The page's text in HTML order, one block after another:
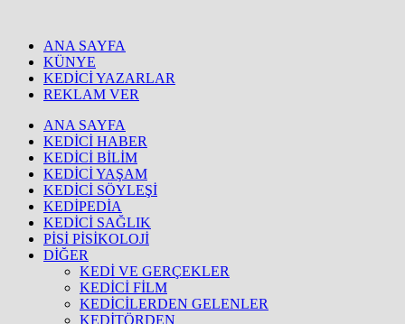
ANA SAYFA
KÜNYE
KEDİCİ YAZARLAR
REKLAM VER
ANA SAYFA
KEDİCİ HABER
KEDİCİ BİLİM
KEDİCİ YAŞAM
KEDİCİ SÖYLEŞİ
KEDİPEDİA
KEDİCİ SAĞLIK
PİSİ PİSİKOLOJİ
DİĞER
KEDİ VE GERÇEKLER
KEDİCİ FİLM
KEDİCİLERDEN GELENLER
KEDİTÖRDEN